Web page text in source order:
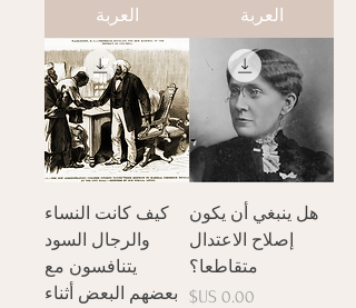
العربة
العربة
هل ينبغي أن يكون
إصلاح الاعتدال
متقاطعا؟
السعر
كيف كانت النساء
والرجال السود
يتنافسون مع
بعضهم البعض أثناء